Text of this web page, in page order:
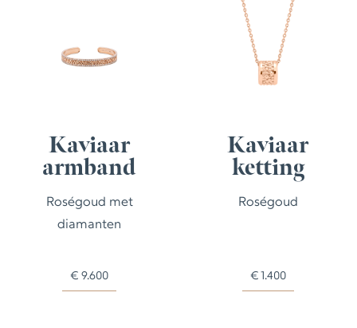
Kaviaar
armband
Roségoud met
diamanten
€ 9.600
Kaviaar
ketting
Roségoud
€ 1.400